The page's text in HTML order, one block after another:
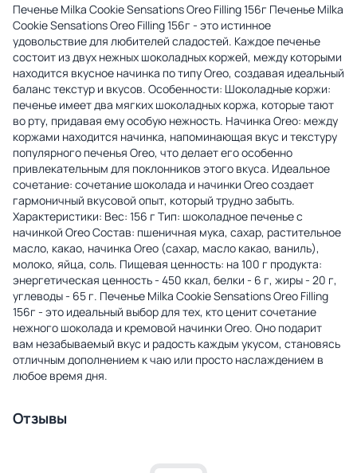
Печенье Milka Cookie Sensations Oreo Filling 156г Печенье Milka
Cookie Sensations Oreo Filling 156г - это истинное
удовольствие для любителей сладостей. Каждое печенье
состоит из двух нежных шоколадных коржей, между которыми
находится вкусное начинка по типу Oreo, создавая идеальный
баланс текстур и вкусов. Особенности: Шоколадные коржи:
печенье имеет два мягких шоколадных коржа, которые тают
во рту, придавая ему особую нежность. Начинка Oreo: между
коржами находится начинка, напоминающая вкус и текстуру
популярного печенья Oreo, что делает его особенно
привлекательным для поклонников этого вкуса. Идеальное
сочетание: сочетание шоколада и начинки Oreo создает
гармоничный вкусовой опыт, который трудно забыть.
Характеристики: Вес: 156 г Тип: шоколадное печенье с
начинкой Oreo Состав: пшеничная мука, сахар, растительное
масло, какао, начинка Oreo (сахар, масло какао, ваниль),
молоко, яйца, соль. Пищевая ценность: на 100 г продукта:
энергетическая ценность - 450 ккал, белки - 6 г, жиры - 20 г,
углеводы - 65 г. Печенье Milka Cookie Sensations Oreo Filling
156г - это идеальный выбор для тех, кто ценит сочетание
нежного шоколада и кремовой начинки Oreo. Оно подарит
вам незабываемый вкус и радость каждым укусом, становясь
отличным дополнением к чаю или просто наслаждением в
любое время дня.
Отзывы